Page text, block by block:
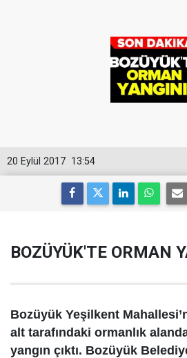
13:54
20 Eylül 2017
BOZÜYÜK'TE ORMAN
Bozüyük Yeşilkent
alt tarafındaki ormanlık
yangın çıktı. Bozüyük